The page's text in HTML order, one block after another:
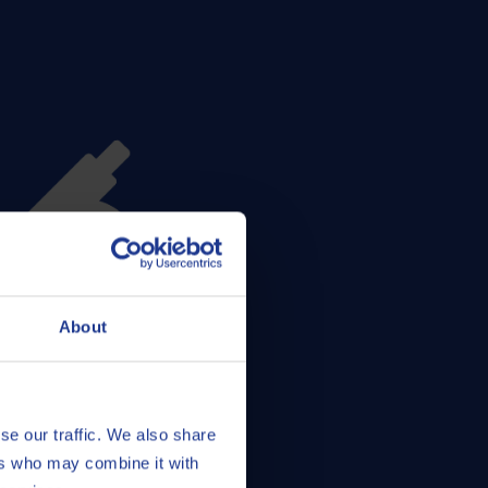
About
our traffic. We also share
who may combine it with
QRAS